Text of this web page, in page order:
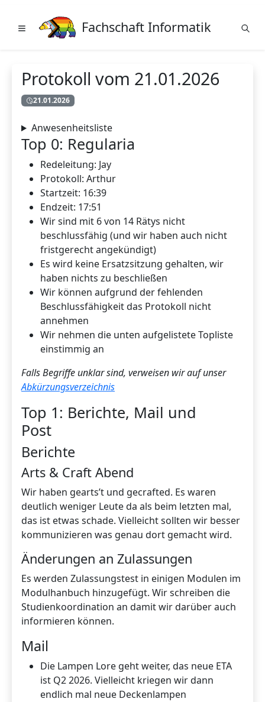
Fachschaft Informatik
Protokoll vom 21.01.2026
21.01.2026
Anwesenheitsliste
Top 0: Regularia
Redeleitung: Jay
Protokoll: Arthur
Startzeit: 16:39
Endzeit: 17:51
Wir sind mit 6 von 14 Rätys nicht
beschlussfähig (und wir haben auch nicht
fristgerecht angekündigt)
Es wird keine Ersatzsitzung gehalten, wir
haben nichts zu beschließen
Wir können aufgrund der fehlenden
Beschlussfähigkeit das Protokoll nicht
annehmen
Wir nehmen die unten aufgelistete Topliste
einstimmig an
Falls Begriffe unklar sind, verweisen wir auf unser
Abkürzungsverzeichnis
Top 1: Berichte, Mail und
Post
Berichte
Arts & Craft Abend
Wir haben gearts’t und gecrafted. Es waren
deutlich weniger Leute da als beim letzten mal,
das ist etwas schade. Vielleicht sollten wir besser
kommunizieren was genau dort gemacht wird.
Änderungen an Zulassungen
Es werden Zulassungstest in einigen Modulen im
Modulhanbuch hinzugefügt. Wir schreiben die
Studienkoordination an damit wir darüber auch
informieren können.
Mail
Die Lampen Lore geht weiter, das neue ETA
ist Q2 2026. Vielleicht kriegen wir dann
endlich mal neue Deckenlampen